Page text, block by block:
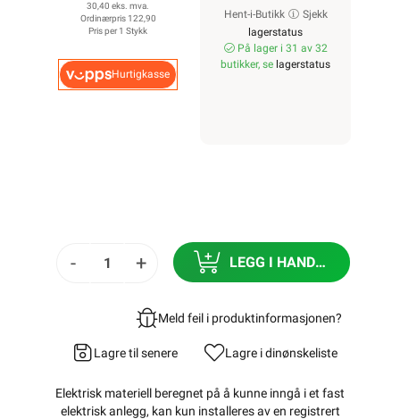
30,40 eks. mva.
Ordinærpris 122,90
Pris per 1 Stykk
Hurtigkasse
Hent-i-Butikk
Sjekk
lagerstatus
På lager i 31 av 32
butikker, se lagerstatus
- + LEGG I HANDLEKURV
Meld feil i produktinformasjonen?
Lagre til senere Lagre i dinønskeliste
Elektrisk materiell beregnet på å kunne inngå i et fast
elektrisk anlegg, kan kun installeres av en registrert